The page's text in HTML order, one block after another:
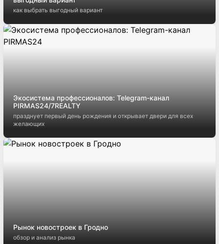
как выбрать выгодный вариант
Экосистема профессионалов: Telegram-канал
PIRMAS24/7REALTY
празднует первый день рождения и открывает двери для всех
желающих
Рынок новостроек в Гродно
обзор и анализ рынка